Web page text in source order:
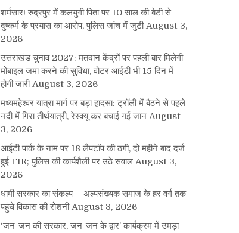
शर्मसार! रुद्रपुर में कलयुगी पिता पर 10 साल की बेटी से
दुष्कर्म के प्रयास का आरोप, पुलिस जांच में जुटी August 3,
2026
उत्तराखंड चुनाव 2027: मतदान केंद्रों पर पहली बार मिलेगी
मोबाइल जमा करने की सुविधा, वोटर आईडी भी 15 दिन में
होगी जारी August 3, 2026
मध्यमहेश्वर यात्रा मार्ग पर बड़ा हादसा: ट्रॉली में बैठने से पहले
नदी में गिरा तीर्थयात्री, रेस्क्यू कर बचाई गई जान August
3, 2026
आईटी पार्क के नाम पर 18 लैपटॉप की ठगी, दो महीने बाद दर्ज
हुई FIR; पुलिस की कार्यशैली पर उठे सवाल August 3,
2026
धामी सरकार का संकल्प— अल्पसंख्यक समाज के हर वर्ग तक
पहुंचे विकास की रोशनी August 3, 2026
‘जन-जन की सरकार, जन-जन के द्वार’ कार्यक्रम में उमड़ा